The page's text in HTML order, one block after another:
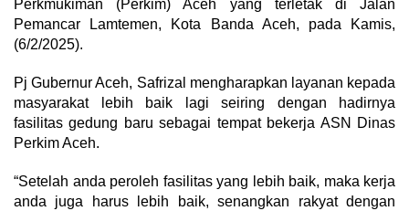
Perkmukiman (Perkim) Aceh yang terletak di Jalan
Pemancar Lamtemen, Kota Banda Aceh, pada Kamis,
(6/2/2025).
Pj Gubernur Aceh, Safrizal mengharapkan layanan kepada
masyarakat lebih baik lagi seiring dengan hadirnya
fasilitas gedung baru sebagai tempat bekerja ASN Dinas
Perkim Aceh.
“Setelah anda peroleh fasilitas yang lebih baik, maka kerja
anda juga harus lebih baik, senangkan rakyat dengan